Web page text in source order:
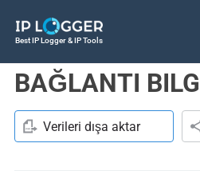
Best IP Logger & IP Tools
BAĞLANTI
Verileri dışa aktar